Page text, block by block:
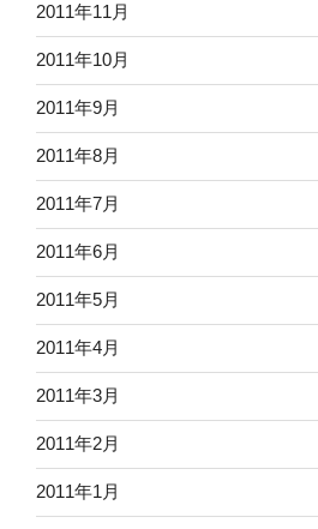
2011年11月
2011年10月
2011年9月
2011年8月
2011年7月
2011年6月
2011年5月
2011年4月
2011年3月
2011年2月
2011年1月